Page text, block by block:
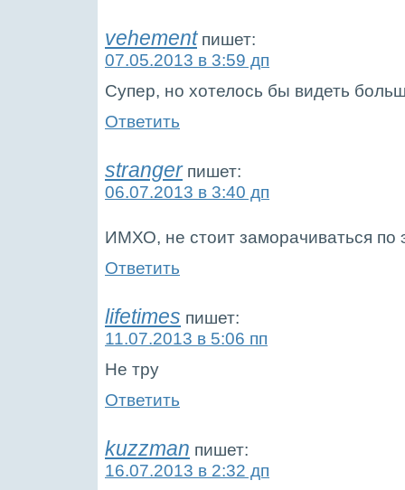
vehement пишет:
07.05.2013 в 3:59 дп
Супер, но хотелось бы видеть
Ответить
stranger пишет:
06.07.2013 в 3:40 дп
ИМХО, не стоит заморачиваться по
Ответить
lifetimes пишет:
11.07.2013 в 5:06 пп
Не тру
Ответить
kuzzman пишет:
16.07.2013 в 2:32 дп